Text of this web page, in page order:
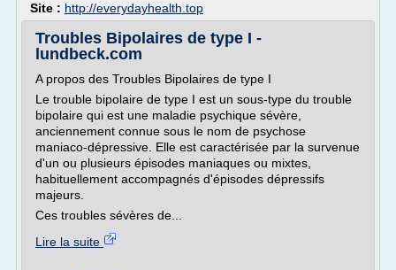
Site : http://everydayhealth.top
Troubles Bipolaires de type I -
lundbeck.com
A propos des Troubles Bipolaires de type I
Le trouble bipolaire de type I est un sous-type du trouble
bipolaire qui est une maladie psychique sévère,
anciennement connue sous le nom de psychose
maniaco-dépressive. Elle est caractérisée par la survenue
d'un ou plusieurs épisodes maniaques ou mixtes,
habituellement accompagnés d'épisodes dépressifs
majeurs.
Ces troubles sévères de...
Lire la suite